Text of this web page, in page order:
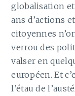
globalisation
ans d’actions
citoyennes
verrou des
valser en
européen. Et
l’étau de